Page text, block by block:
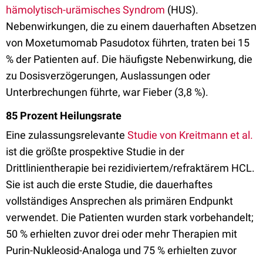
hämolytisch-urämisches Syndrom (HUS).
Nebenwirkungen, die zu einem dauerhaften Absetzen
von Moxetumomab Pasudotox führten, traten bei 15
% der Patienten auf. Die häufigste Nebenwirkung, die
zu Dosisverzögerungen, Auslassungen oder
Unterbrechungen führte, war Fieber (3,8 %).
85 Prozent Heilungsrate
Eine zulassungsrelevante Studie von Kreitmann et al.
ist die größte prospektive Studie in der
Drittlinientherapie bei rezidiviertem/refraktärem HCL.
Sie ist auch die erste Studie, die dauerhaftes
vollständiges Ansprechen als primären Endpunkt
verwendet. Die Patienten wurden stark vorbehandelt;
50 % erhielten zuvor drei oder mehr Therapien mit
Purin-Nukleosid-Analoga und 75 % erhielten zuvor